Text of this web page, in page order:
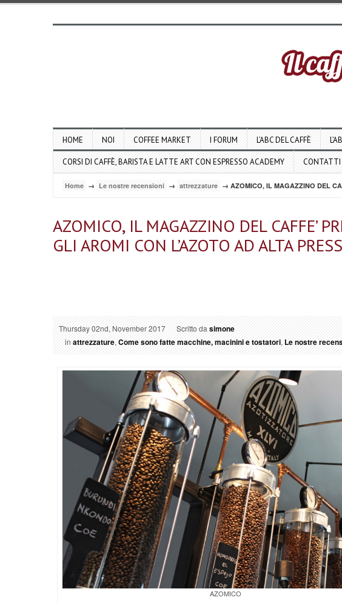
HOME NOI COFFEE MARKET I FORUM L’ABC DEL CAFFÈ
CORSI DI CAFFÈ, BARISTA E LATTE ART CON ESPRESSO ACADEMY CONTATTI
Home → Le nostre recensioni → attrezzature → AZOMICO, IL MAGAZZINO DEL
AZOMICO, IL MAGAZZINO DEL CAFFE’
GLI AROMI CON L’AZOTO AD ALTA
Thursday 02nd, November 2017 Scritto dasimone
inattrezzature,Come sono fatte macchine, macinini e tostatori,Le nostre
AZOMICO